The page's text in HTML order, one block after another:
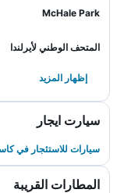
McHale Park
المتحف الوطني لأيرلندا
إظهار المزيد
سيارت ايجار
سيارات للاستئجار في
المطارات القريبة